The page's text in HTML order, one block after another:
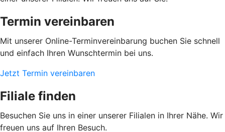
Termin vereinbaren
Mit unserer Online-Terminvereinbarung buchen Sie schnell
und einfach Ihren Wunschtermin bei uns.
Jetzt Termin vereinbaren
Filiale finden
Besuchen Sie uns in einer unserer Filialen in Ihrer Nähe. Wir
freuen uns auf Ihren Besuch.